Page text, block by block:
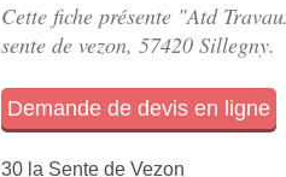
Cette fiche présente "Atd
sente de vezon, 57420 Sillegny.
Demande de devis en ligne
30 la Sente de Vezon